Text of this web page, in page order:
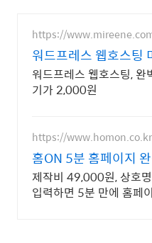
https://
워드프레스 웹호스팅
워드프레스 웹호스팅,
기가 2,000원
https://www.homon.co.kr
홈ON 5분 홈페이지
제작비 49,000원, 상호
입력하면 5분 만에 홈페